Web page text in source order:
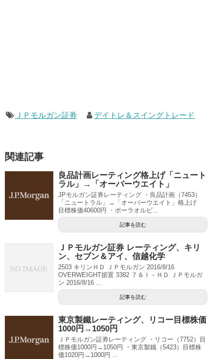
ＪＰモルガン証券 デイトレ＆スイングトレード
関連記事
良品計画レーティング格上げ「ニュート
ラル」→「オーバーウエイト」
JPモルガン証券レーティング ・良品計画（7453）
「ニュートラル」→「オーバーウエイト」格上げ
目標株価40600円 ・ポーラオルビ...
記事を読む
ＪＰモルガン証券 レーティング、キリ
ン、セブン＆アイ、信越化学
2503 キリンＨＤ ＪＰモルガン 2016/8/16
OVERWEIGHT据置 3382 ７＆Ｉ－ＨＤ ＪＰモルガ
ン 2016/8/16 ...
記事を読む
東京製鐵レーティング、リコー目標株価
1000円→1050円
ＪＰモルガン証券レーティング ・リコー（7752）目
標株価1000円→1050円 ・東京製鐵（5423）目標株
価1020円→1000円 ...